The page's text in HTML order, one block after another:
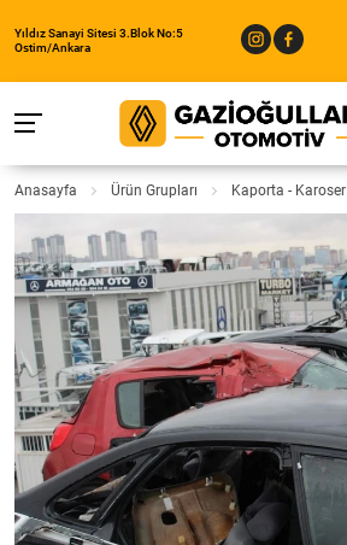
Yıldız Sanayi Sitesi 3.Blok No:5
Ostim/Ankara
Anasayfa Ürün Grupları Kaporta - Karoser